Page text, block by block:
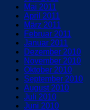
Mai 2011
April 2011
März 2011
Februar 2011
Januar 2011
Dezember 2010
November 2010
Oktober 2010
September 2010
August 2010
Juli 2010
Juni 2010